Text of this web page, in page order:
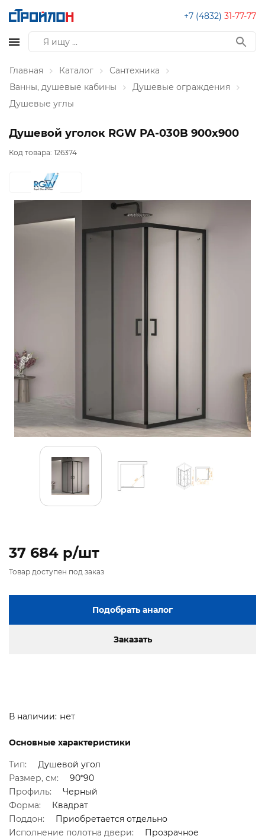
+7 (4832) 31-77-77
Главная Каталог
Сантехника
Ванны, душевые кабины
Душевые ограждения
Душевые углы
Душевой уголок RGW PA-030B 900x900
Код товара: 126374
37 684 p/шт
Товар доступен под заказ
Подобрать аналог
Заказать
В наличии: нет
Основные характеристики
Тип:
Душевой угол
Размер, см:
90*90
Профиль:
Черный
Форма:
Квадрат
Поддон:
Приобретается отдельно
Исполнение полотна двери:
Прозрачное